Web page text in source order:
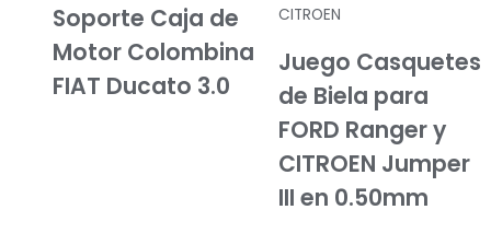
Soporte Caja de
Motor Colombina
FIAT Ducato 3.0
CITROEN
Juego Casquetes
de Biela para
FORD Ranger y
CITROEN Jumper
III en 0.50mm